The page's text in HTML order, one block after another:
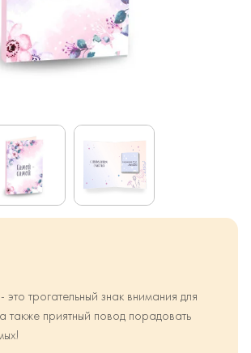
трогательный знак внимания для
также приятный повод порадовать